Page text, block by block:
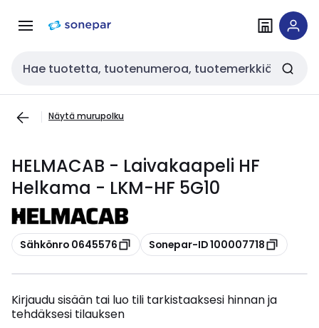
navigointiinsisältöön
Haku
Näytä murupolku
HELMACAB - Laivakaapeli HF
Helkama - LKM-HF 5G10
Kopioi
Sähkönro 0645576 Kopioi
Sonepar-ID 100007718
Kirjaudu sisään tai luo tili tarkistaaksesi hinnan ja
tehdäksesi tilauksen